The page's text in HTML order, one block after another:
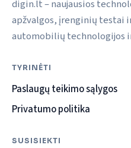
digin.lt – naujausios
apžvalgos, įrenginių testai
automobilių technologijos
TYRINĖTI
Paslaugų teikimo sąlygos
Privatumo politika
SUSISIEKTI